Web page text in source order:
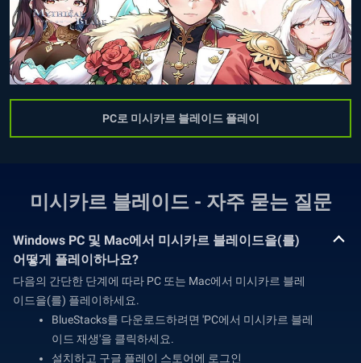
PC로 미시카르 블레이드 플레이
미시카르 블레이드 - 자주 묻는 질문
Windows PC 및 Mac에서 미시카르 블레이드을(를)
어떻게 플레이하나요?
다음의 간단한 단계에 따라 PC 또는 Mac에서 미시카르 블레
이드을(를) 플레이하세요.
BlueStacks를 다운로드하려면 'PC에서 미시카르 블레
이드 재생'을 클릭하세요.
설치하고 구글 플레이 스토어에 로그인